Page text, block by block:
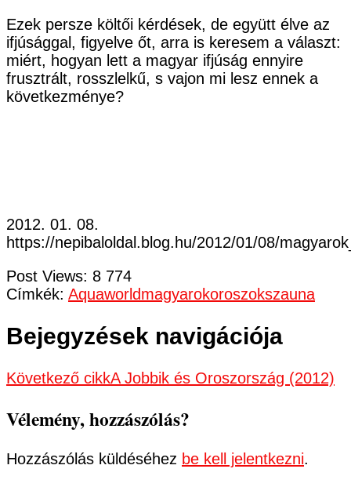
Ezek persze költői kérdések, de együtt élve az
ifjúsággal, figyelve őt, arra is keresem a választ:
miért, hogyan lett a magyar ifjúság ennyire
frusztrált, rosszlelkű, s vajon mi lesz ennek a
következménye?
2012. 01. 08.
https://nepibaloldal.blog.hu/2012/01/08/
Post Views: 8 774
Címkék: Aquaworldmagyarokoroszokszauna
Bejegyzések navigációja
Következő cikkA Jobbik és Oroszország (2012)
Vélemény, hozzászólás?
Hozzászólás küldéséhez be kell jelentkezni.